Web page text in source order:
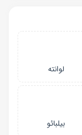
لوانته
بیلبائو